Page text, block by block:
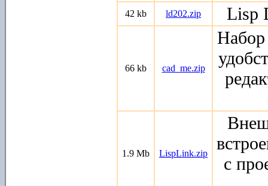
42 kb ld202.zip Lisp
66 kb cad_me.zip
1.9 Mb LispLink.zip
с